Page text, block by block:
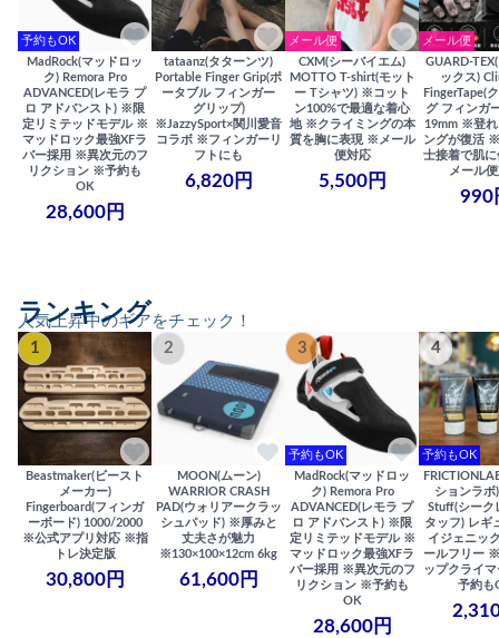
予約もOK
MadRock(マッドロッ
ク) Remora Pro
ADVANCED(レモラ プ
ロ アドバンスト) ※限
定リミテッドモデル ※
マッドロック最強XFラ
バー採用 ※異次元のフ
リクション ※予約も
OK
28,600円
tataanz(タターンツ)
Portable Finger Grip(ポ
ータブル フィンガー
グリップ)
※JazzySport×関川愛音
コラボ ※フィンガーリ
フトにも
6,820円
メール便
CXM(シーバイエム)
MOTTO T-shirt(モット
ー Tシャツ) ※コット
ン100%で最適な着心
地 ※クライミングの本
質を胸に表現 ※メール
便対応
5,500円
メール便
GUARD-
ックス)
FingerTape(
グ フィンガ
19mm ※登れ
ングが復活
士接着で肌
メール
990
人気上昇中のギアをチェック！
ランキング
1
Beastmaker(ビースト
メーカー)
Fingerboard(フィンガ
ーボード) 1000/2000
※公式アプリ対応 ※指
トレ決定版
30,800円
2
MOON(ムーン)
WARRIOR CRASH
PAD(ウォリアークラッ
シュパッド) ※厚みと
丈夫さが魅力
※130×100×12cm 6kg
61,600円
3
予約もOK
MadRock(マッドロッ
ク) Remora Pro
ADVANCED(レモラ プ
ロ アドバンスト) ※限
定リミテッドモデル ※
マッドロック最強XFラ
バー採用 ※異次元のフ
リクション ※予約も
OK
28,600円
4
予約もOK
ションラボ
Stuff(シーク
タッフ) レギ
イジェニッ
ールフリー
ップクライ
予約も